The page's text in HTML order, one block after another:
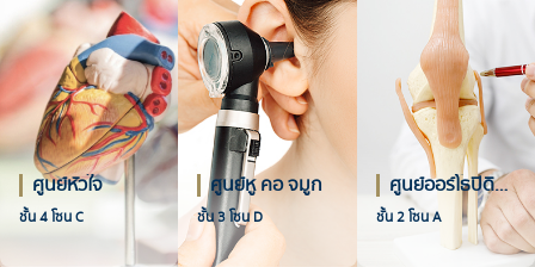
ศูนย์หัวใจ
ชั้น 4 โซน C
ศูนย์หู คอ จมูก
ชั้น 3 โซน D
ศูนย์ออร์โธปิดิกส์
ชั้น 2 โซน A